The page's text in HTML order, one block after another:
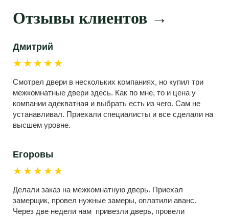
Отзывы клиентов →
Дмитрий
★★★★★
Смотрел двери в нескольких компаниях, но купил три
межкомнатные двери здесь. Как по мне, то и цена у
компании адекватная и выбрать есть из чего. Сам не
устанавливал. Приехали специалисты и все сделали на
высшем уровне.
Егоровы
★★★★★
Делали заказ на межкомнатную дверь. Приехал
замерщик, провел нужные замеры, оплатили аванс.
Через две недели нам привезли дверь, провели